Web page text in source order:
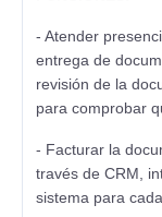
- Atender
entrega de
revisión de la
para comprobar
- Facturar la
través de CRM,
sistema para